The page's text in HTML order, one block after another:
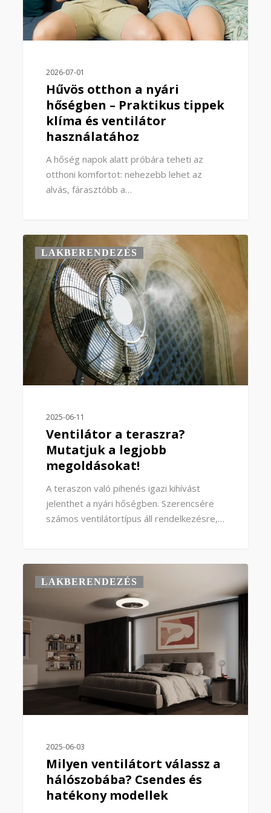
2026-07-01
Hűvös otthon a nyári
hőségben – Praktikus tippek
klíma és ventilátor
használatához
A hőség napok alatt próbára teheti az
otthoni komfortot: nehezebb lehet az
alvás, fárasztóbb a…
LAKBERENDEZÉS
2025-06-11
Ventilátor a teraszra?
Mutatjuk a legjobb
megoldásokat!
A teraszon való pihenés igazi kihívást
jelenthet a nyári hőségben. Szerencsére
számos ventilátortípus áll rendelkezésre,…
0
LAKBERENDEZÉS
2025-06-03
Milyen ventilátort válassz a
hálószobába? Csendes és
hatékony modellek
0